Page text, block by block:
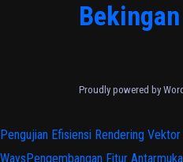
Bekingan
Proudly powered by
Pengujian Efisiensi Rendering
WaysPengembangan Fitur